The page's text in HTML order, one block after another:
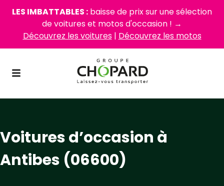
LES IMBATTABLES : baisse de prix sur une sélection
de voitures et motos d'occasion ! →
Découvrez les voitures| Découvrez les motos
Voitures d’occasion à
Antibes (06600)